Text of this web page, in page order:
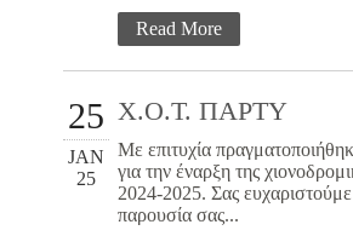
Read More
25
JAN
25
X.O.T. ΠΑΡΤΥ
Με επιτυχία
για την έναρξη της
2024-2025. Σας ευχαριστούμε
παρουσία σας...